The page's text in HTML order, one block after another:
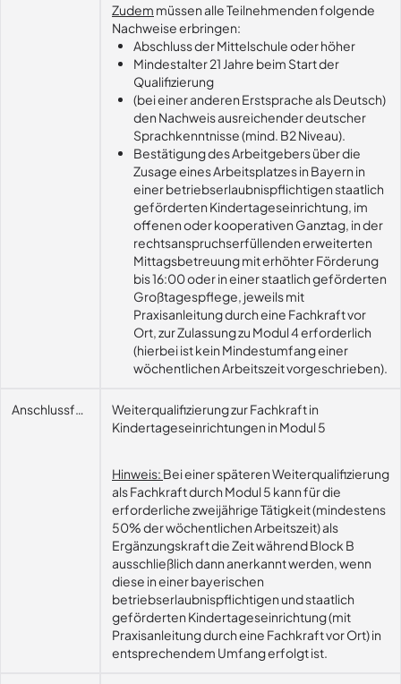
Zudem müssen alle Teilnehmenden folgende
Nachweise erbringen:
Abschluss der Mittelschule oder höher
Mindestalter 21 Jahre beim Start der
Qualifizierung
(bei einer anderen Erstsprache als Deutsch)
den Nachweis ausreichender deutscher
Sprachkenntnisse (mind. B2 Niveau).
Bestätigung des Arbeitgebers über die
Zusage eines Arbeitsplatzes in Bayern in
einer betriebserlaubnispflichtigen staatlich
geförderten Kindertageseinrichtung, im
offenen oder kooperativen Ganztag, in der
rechtsanspruchserfüllenden erweiterten
Mittagsbetreuung mit erhöhter Förderung
bis 16:00 oder in einer staatlich geförderten
Großtagespflege, jeweils mit
Praxisanleitung durch eine Fachkraft vor
Ort, zur Zulassung zu Modul 4 erforderlich
(hierbei ist kein Mindestumfang einer
wöchentlichen Arbeitszeit vorgeschrieben).
AnschlussfähigkeitWeiterqualifizierung zur Fachkraft in
Kindertageseinrichtungen in Modul 5
Hinweis: Bei einer späteren Weiterqualifizierung
als Fachkraft durch Modul 5 kann für die
erforderliche zweijährige Tätigkeit (mindestens
50% der wöchentlichen Arbeitszeit) als
Ergänzungskraft die Zeit während Block B
ausschließlich dann anerkannt werden, wenn
diese in einer bayerischen
betriebserlaubnispflichtigen und staatlich
geförderten Kindertageseinrichtung (mit
Praxisanleitung durch eine Fachkraft vor Ort) in
entsprechendem Umfang erfolgt ist.